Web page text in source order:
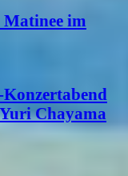
im
Chayama